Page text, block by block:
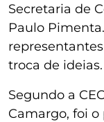
Secretaria de
Paulo
troca de ideias.
Segundo a
Camargo, foi